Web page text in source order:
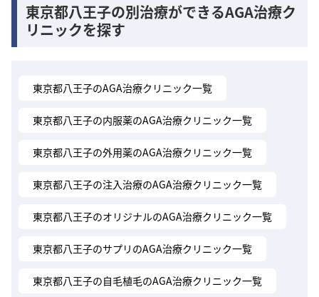
東京都八王子の別治療ができるAGA治療ク
リニックを探す
東京都八王子のAGA治療クリニック一覧
東京都八王子の内服薬のAGA治療クリニック一覧
東京都八王子の外用薬のAGA治療クリニック一覧
東京都八王子の注入治療のAGA治療クリニック一覧
東京都八王子のオリジナルのAGA治療クリニック一覧
東京都八王子のサプリのAGA治療クリニック一覧
東京都八王子の自毛植毛のAGA治療クリニック一覧